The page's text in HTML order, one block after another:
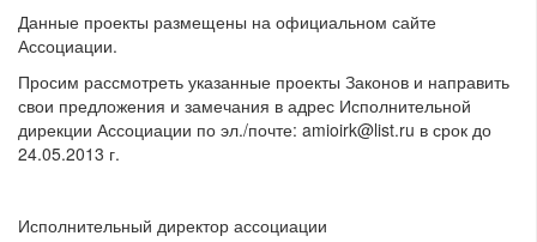
Данные проекты размещены на официальном сайте
Ассоциации.
Просим рассмотреть указанные проекты Законов и направить
свои предложения и замечания в адрес Исполнительной
дирекции Ассоциации по эл./почте: amioirk@list.ru в срок до
24.05.2013 г.
Исполнительный директор ассоциации